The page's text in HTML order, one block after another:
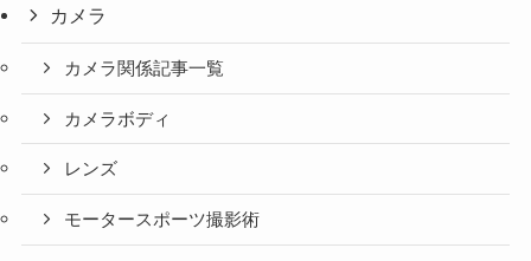
カメラ
カメラ関係記事一覧
カメラボディ
レンズ
モータースポーツ撮影術